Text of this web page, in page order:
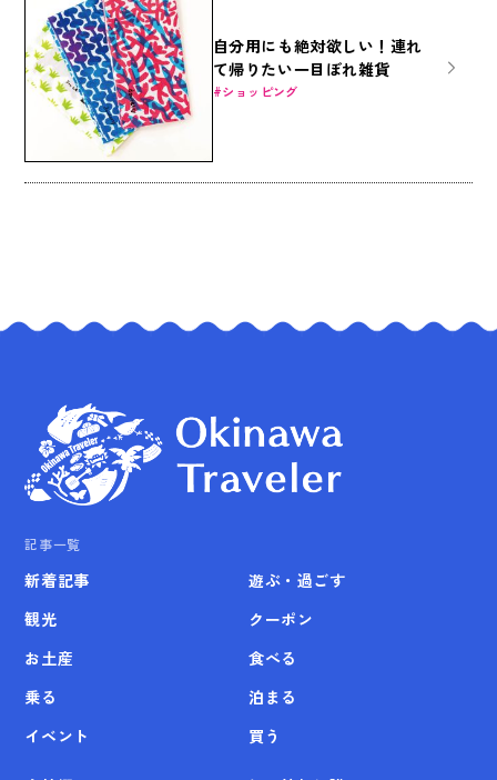
自分用にも絶対欲しい！連れ
て帰りたい一目ぼれ雑貨
ショッピング
記事一覧
新着記事
観光
お土産
乗る
イベント
遊ぶ・過ごす
クーポン
食べる
泊まる
買う